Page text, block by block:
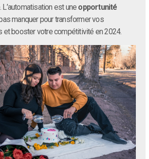
est une opportunité
manquer pour transformer vos
booster votre compétitivité en 2024.